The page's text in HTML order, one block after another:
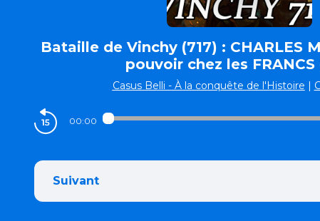
Bataille de Vinchy (717) : CHARLES
pouvoir chez les FRANCS
Casus Belli - À la conquête de l'Histoire |
00:00
Suivant